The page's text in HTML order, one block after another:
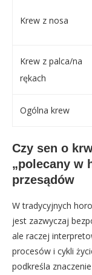
Krew z nosa
Krew z palca/na
rękach
Ogólna krew
Czy sen o
„polecany w
przesądów
W tradycyjnych
jest zazwyczaj
ale raczej
procesów i cykli
podkreśla